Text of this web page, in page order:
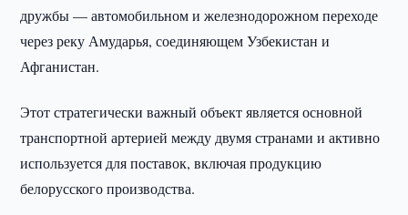
дружбы — автомобильном и железнодорожном переходе
через реку Амударья, соединяющем Узбекистан и
Афганистан.
Этот стратегически важный объект является основной
транспортной артерией между двумя странами и активно
используется для поставок, включая продукцию
белорусского производства.